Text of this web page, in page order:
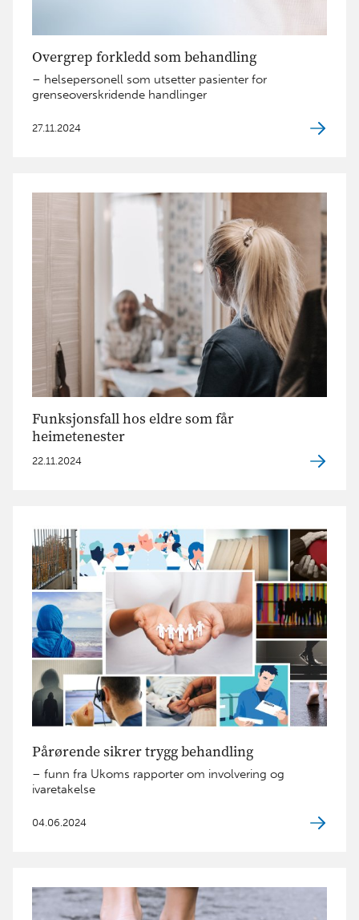
Overgrep forkledd som behandling
– helsepersonell som utsetter pasienter for
grenseoverskridende handlinger
27.11.2024
Funksjonsfall hos eldre som får
heimetenester
22.11.2024
Pårørende sikrer trygg behandling
– funn fra Ukoms rapporter om involvering og
ivaretakelse
04.06.2024